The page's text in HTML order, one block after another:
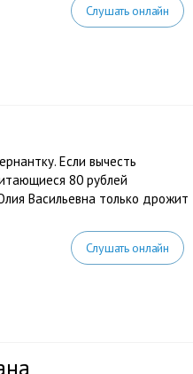
Слушать онлайн
Если вычесть
80 рублей
Васильевна только дрожит
Слушать онлайн